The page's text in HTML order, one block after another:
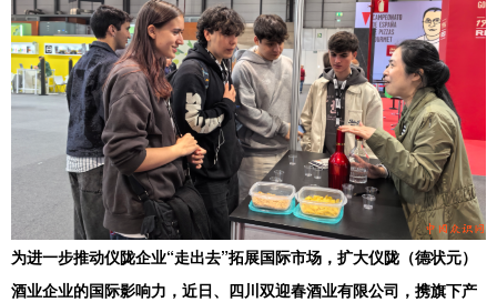
为进一步推动仪陇企业“走出去”拓展国际市场，扩大仪陇（德状元）
酒业企业的国际影响力，近日、四川双迎春酒业有限公司，携旗下产